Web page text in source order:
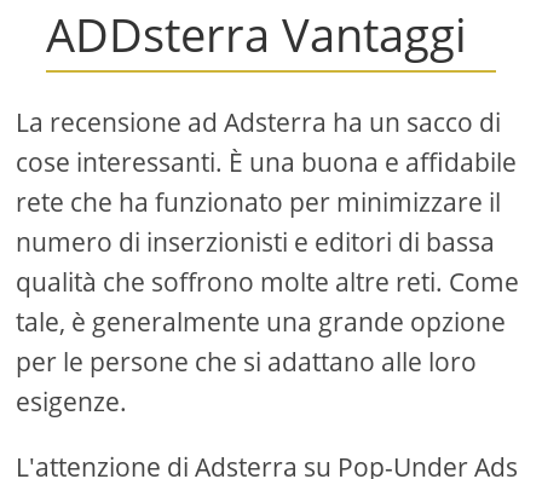
ADDsterra Vantaggi
La recensione ad Adsterra ha un sacco di
cose interessanti. È una buona e affidabile
rete che ha funzionato per minimizzare il
numero di inserzionisti e editori di bassa
qualità che soffrono molte altre reti. Come
tale, è generalmente una grande opzione
per le persone che si adattano alle loro
esigenze.
L'attenzione di Adsterra su Pop-Under Ads